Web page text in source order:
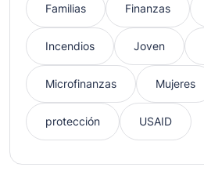
Familias Finanzas
Incendios Joven
Microfinanzas Mujeres
protección USAID